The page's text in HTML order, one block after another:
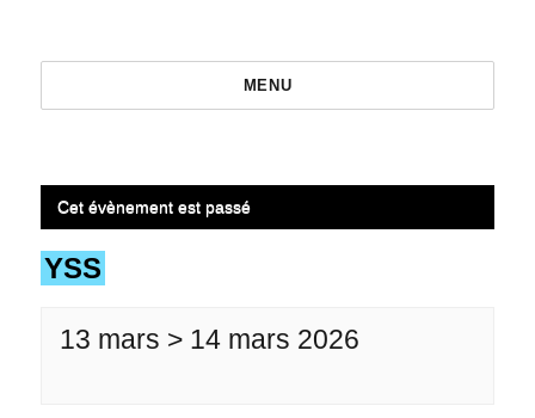
MENU
Cet évènement est passé
YSS
13 mars > 14 mars 2026